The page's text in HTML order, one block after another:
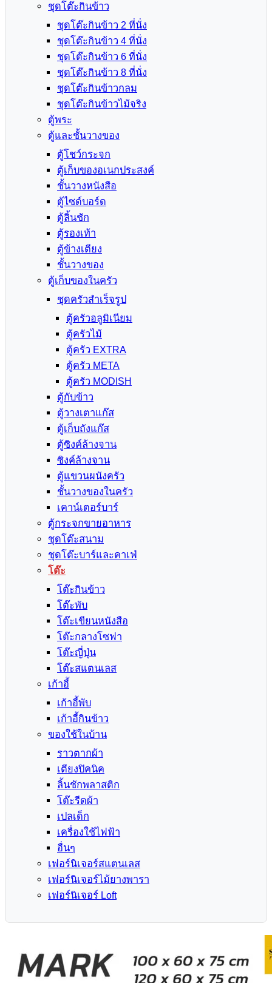
ชุดโต๊ะกินข้าว
ชุดโต๊ะกินข้าว 2 ที่นั่ง
ชุดโต๊ะกินข้าว 4 ที่นั่ง
ชุดโต๊ะกินข้าว 6 ที่นั่ง
ชุดโต๊ะกินข้าว 8 ที่นั่ง
ชุดโต๊ะกินข้าวกลม
ชุดโต๊ะกินข้าวไม้จริง
ตู้พระ
ตู้และชั้นวางของ
ตู้โชว์กระจก
ตู้เก็บของอเนกประสงค์
ชั้นวางหนังสือ
ตู้ไซด์บอร์ด
ตู้ลิ้นชัก
ตู้รองเท้า
ตู้ข้างเตียง
ชั้นวางของ
ตู้เก็บของในครัว
ชุดครัวสำเร็จรูป
ตู้ครัวอลูมิเนียม
ตู้ครัวไม้
ตู้ครัว EXTRA
ตู้ครัว META
ตู้ครัว MODISH
ตู้กับข้าว
ตู้วางเตาแก๊ส
ตู้เก็บถังแก๊ส
ตู้ซิงค์ล้างจาน
ซิงค์ล้างจาน
ตู้แขวนผนังครัว
ชั้นวางของในครัว
เคาน์เตอร์บาร์
ตู้กระจกขายอาหาร
ชุดโต๊ะสนาม
ชุดโต๊ะบาร์และคาเฟ่
โต๊ะ
โต๊ะกินข้าว
โต๊ะพับ
โต๊ะเขียนหนังสือ
โต๊ะกลางโซฟา
โต๊ะญี่ปุ่น
โต๊ะสแตนเลส
เก้าอี้
เก้าอี้พับ
เก้าอี้กินข้าว
ของใช้ในบ้าน
ราวตากผ้า
เตียงปิคนิค
ลิ้นชักพลาสติก
โต๊ะรีดผ้า
เปลเด็ก
เครื่องใช้ไฟฟ้า
อื่นๆ
เฟอร์นิเจอร์สแตนเลส
เฟอร์นิเจอร์ไม้ยางพารา
เฟอร์นิเจอร์ Loft